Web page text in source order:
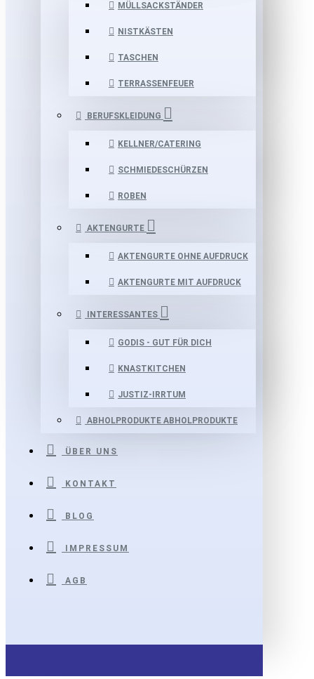
MÜLLSACKSTÄNDER
NISTKÄSTEN
TASCHEN
TERRASSENFEUER
BERUFSKLEIDUNG
KELLNER/CATERING
SCHMIEDESCHÜRZEN
ROBEN
AKTENGURTE
AKTENGURTE OHNE AUFDRUCK
AKTENGURTE MIT AUFDRUCK
INTERESSANTES
GODIS - GUT FÜR DICH
KNASTKITCHEN
JUSTIZ-IRRTUM
ABHOLPRODUKTE ABHOLPRODUKTE
ÜBER UNS
KONTAKT
BLOG
IMPRESSUM
AGB